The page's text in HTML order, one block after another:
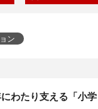
ン
わたり支える「小学